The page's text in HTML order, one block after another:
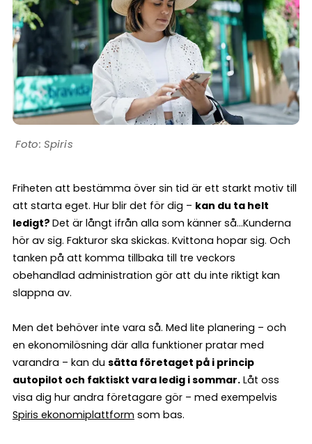
Spiris
Friheten att bestämma över sin tid är ett starkt motiv till
att starta eget. Hur blir det för dig – kan du ta helt
ledigt? Det är långt ifrån alla som känner så…Kunderna
hör av sig. Fakturor ska skickas. Kvittona hopar sig. Och
tanken på att komma tillbaka till tre veckors
obehandlad administration gör att du inte riktigt kan
slappna av.
Men det behöver inte vara så. Med lite planering – och
en ekonomilösning där alla funktioner pratar med
varandra – kan du sätta företaget på i princip
autopilot och faktiskt vara ledig i sommar. Låt oss
visa dig hur andra företagare gör – med exempelvis
Spiris ekonomiplattform som bas.